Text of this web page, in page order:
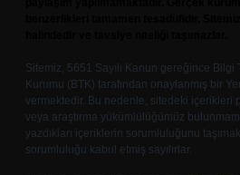
Sitemiz, 5651 Sayılı Kanun gereğince
Kurumu (BTK) tarafından onaylanmış bir
vermektedir. Bu nedenle, sitedeki içerikleri
veya araştırma yükümlülüğümüz
yazdıkları içeriklerin sorumluluğunu
sorumluluğu kabul etmiş sayılırlar.